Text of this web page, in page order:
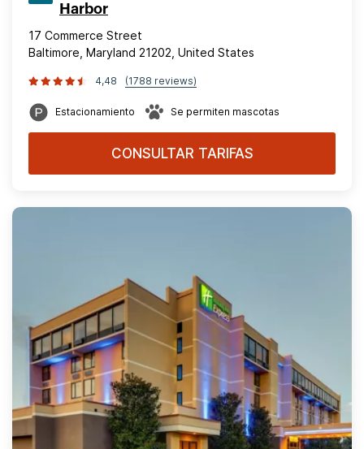
Harbor
17 Commerce Street
Baltimore, Maryland 21202, United States
4,48 (1788 reviews)
Estacionamiento Se permiten mascotas
CONSULTAR TARIFAS